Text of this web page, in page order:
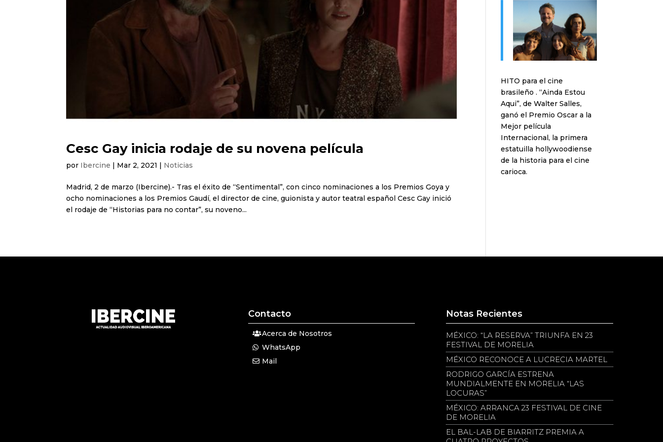
Cesc Gay inicia rodaje de su novena película
por Ibercine | Mar 2, 2021 | Noticias
Madrid, 2 de marzo (Ibercine).- Tras el éxito de “Sentimental”, con cinco nominaciones a los Premios Goya y
ocho nominaciones a los Premios Gaudí, el director de cine, guionista y autor teatral español Cesc Gay inició
el rodaje de “Historias para no contar”, su noveno...
HITO para el cine
brasileño . “Ainda Estou
Aqui”, de Walter Salles,
ganó el Premio Oscar a la
Mejor película
Internacional, la primera
estatuilla hollywoodiense
de la historia para el cine
carioca.
Contacto
Acerca de Nosotros
WhatsApp
Mail
Notas Recientes
MÉXICO: “LA RESERVA” TRIUNFA EN 23
FESTIVAL DE MORELIA
MÉXICO RECONOCE A LUCRECIA MARTEL
RODRIGO GARCÍA ESTRENA
MUNDIALMENTE EN MORELIA “LAS
LOCURAS”
MÉXICO: ARRANCA 23 FESTIVAL DE CINE
DE MORELIA
EL BAL-LAB DE BIARRITZ PREMIA A